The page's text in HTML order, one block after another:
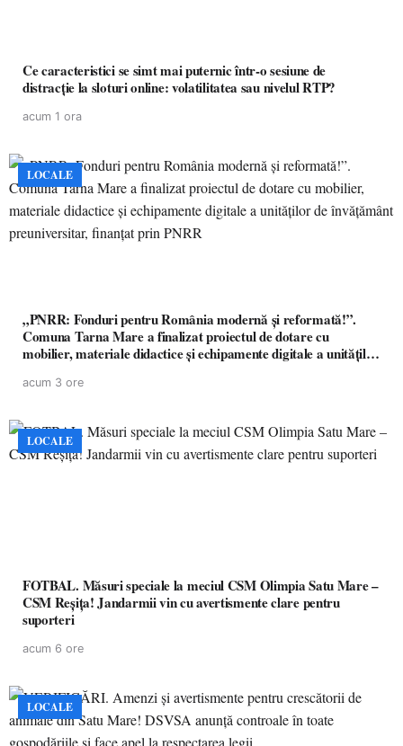
Ce caracteristici se simt mai puternic într-o sesiune de
distracție la sloturi online: volatilitatea sau nivelul RTP?
acum 1 ora
LOCALE
„PNRR: Fonduri pentru România modernă și reformată!”.
Comuna Tarna Mare a finalizat proiectul de dotare cu
mobilier, materiale didactice și echipamente digitale a unităților
acum 3 ore
LOCALE
FOTBAL. Măsuri speciale la meciul CSM Olimpia Satu Mare –
CSM Reșița! Jandarmii vin cu avertismente clare pentru
suporteri
acum 6 ore
LOCALE